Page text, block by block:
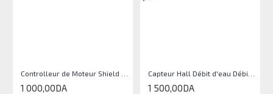
1 000,00DA 1 500,00DA